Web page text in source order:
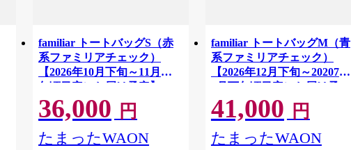
familiar トートバッグS（赤
系ファミリアチェック）
【2026年10月下旬～11月下
旬頃目安にお届け予定】●
36,000 円
たまったWAON
familiar トートバッグM（青
系ファミリアチェック）
【2026年12月下旬～20207年
1月下旬頃目安にお届け予
定】●
41,000 円
たまったWAON